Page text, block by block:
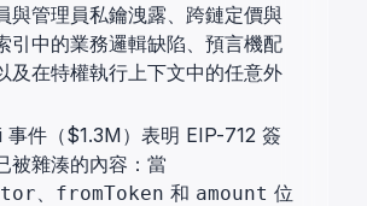
與管理員私鑰洩露、跨鏈定價與
引中的業務邏輯缺陷、預言機配
及在特權執行上下文中的任意外
事件（$1.3M）表明 EIP-712 簽
被雜湊的內容：當
、 fromToken 和 amount 位